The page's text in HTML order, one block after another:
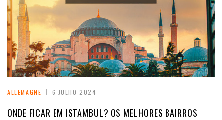
ALLEMAGNE 6 JULHO 2024
ONDE FICAR EM ISTAMBUL? OS MELHORES BAIRROS